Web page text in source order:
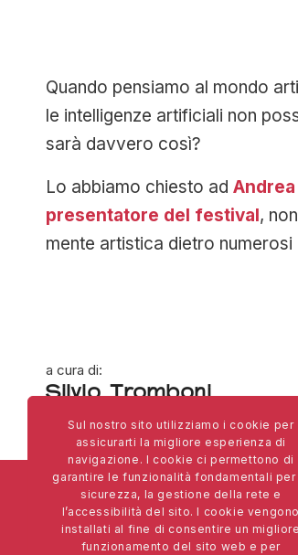
Quando pensiamo al mondo
le intelligenze artificiali non
sarà davvero così?
Lo abbiamo chiesto ad
presentatore del festival,
mente artistica dietro
a cura di:
Silvio Tromboni
Sul nostro sito utilizziamo i cookie per
assicurarti la migliore esperienza di
navigazione. I cookie ci permettono di
garantire le funzionalità fondamentali per
sicurezza, la gestione della rete e
l’accessibilità del sito. I cookie vengono
installati al fine di consentire un migliore
funzionamento del sito web e per